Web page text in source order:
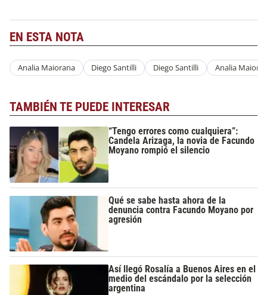
EN ESTA NOTA
Analia Maiorana Diego Santilli Diego Santilli Analia
TAMBIÉN TE PUEDE INTERESAR
“Tengo errores como cualquiera”:
Candela Arizaga, la novia de Facundo
Moyano rompió el silencio
Qué se sabe hasta ahora de la
denuncia contra Facundo Moyano por
agresión
Así llegó Rosalía a Buenos Aires en el
medio del escándalo por la selección
argentina